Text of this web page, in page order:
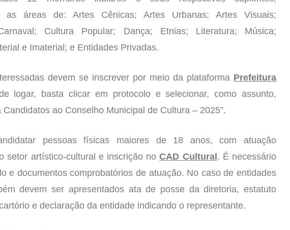
as áreas de: Artes Cênicas; Artes Urbanas; Artes Visuais;
Cultura Popular; Dança; Etnias; Literatura; Música;
e Imaterial; e Entidades Privadas.
devem se inscrever por meio da plataforma Prefeitura
logar, basta clicar em protocolo e selecionar, como assunto,
Candidatos ao Conselho Municipal de Cultura – 2025”.
pessoas físicas maiores de 18 anos, com atuação
setor artístico-cultural e inscrição no CAD Cultural . É necessário
e documentos comprobatórios de atuação. No caso de entidades
devem ser apresentados ata de posse da diretoria, estatuto
e declaração da entidade indicando o representante.